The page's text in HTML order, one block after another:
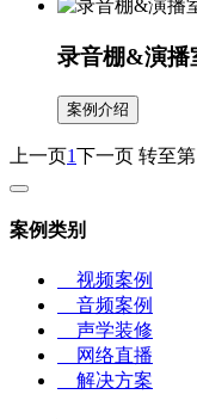
录音棚&演播
案例介绍
上一页1下一页 转至第
案例类别
视频案例
音频案例
声学装修
网络直播
解决方案